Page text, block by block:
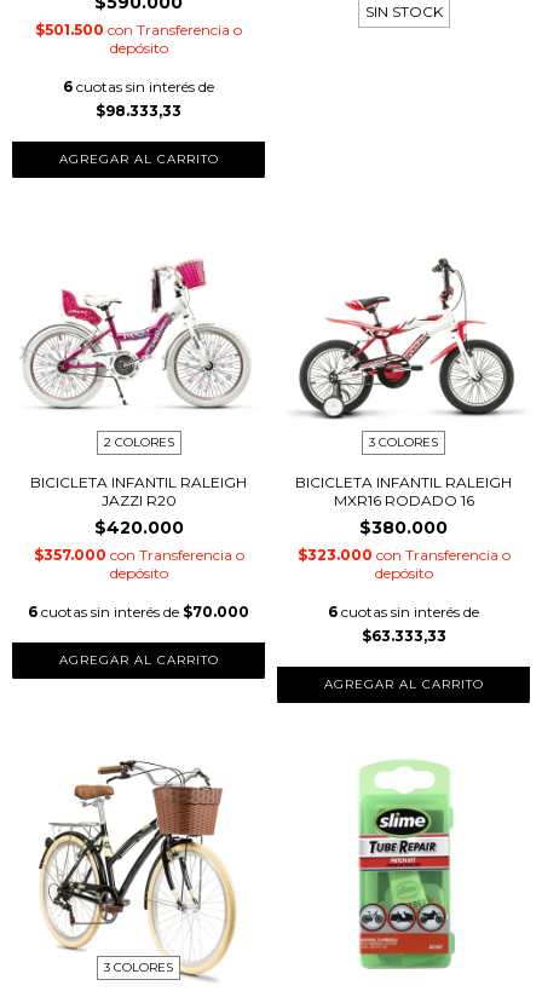
$501.500 con Transferencia o
depósito
6 cuotas sin interés de
$98.333,33
AGREGAR AL CARRITO
SIN STOCK
2 COLORES
BICICLETA INFANTIL RALEIGH
JAZZI R20
$420.000
$357.000 con Transferencia o
depósito
6 cuotas sin interés de $70.000
AGREGAR AL CARRITO
3 COLORES
BICICLETA INFANTIL RALEIGH
MXR16 RODADO 16
$380.000
$323.000 con Transferencia o
depósito
6 cuotas sin interés de
$63.333,33
AGREGAR AL CARRITO
3 COLORES